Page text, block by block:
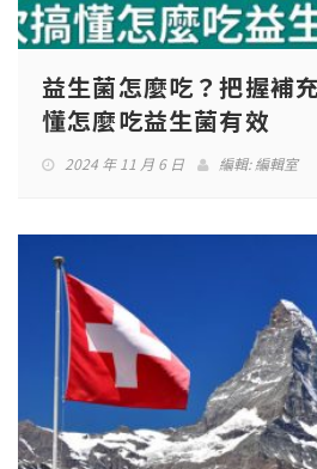
益生菌怎麼吃？把握補
懂怎麼吃益生菌有效
2024 年 11 月 6 日 編輯:編輯室